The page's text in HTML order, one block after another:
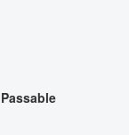
Passable